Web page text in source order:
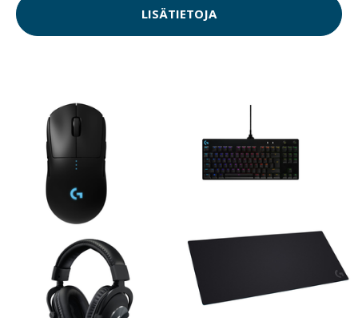
LISÄTIETOJA